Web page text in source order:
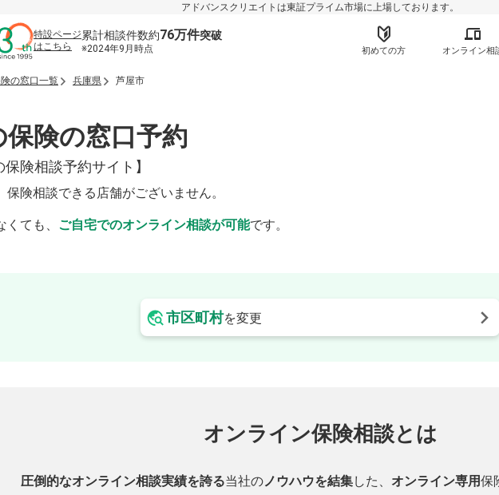
アドバンスクリエイトは東証プライム市場に上場しております。
特設ページ
はこちら
累計相談件数約76万件突破
※2024年9月時点 初めての方 オンライン相
の窓口一覧 兵庫県 芦屋市
険の窓口予約
保険相談予約サイト】
保険相談できる店舗がございません。
ても、 ご自宅でのオンライン相談が可能です。
市区町村を変更
オンライン保険相談とは
圧倒的なオンライン相談実績を誇る当社のノウハウを結集した、 オンライン専用保